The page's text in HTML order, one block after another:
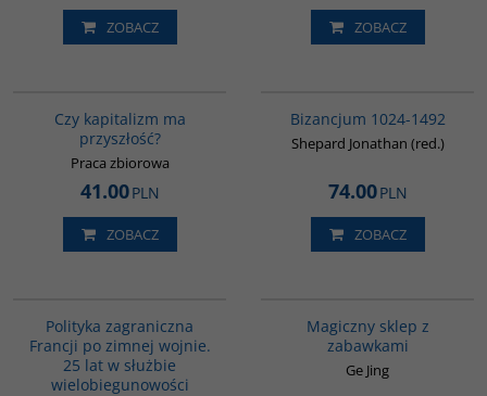
ZOBACZ ZOBACZ
Czy kapitalizm ma
przyszłość?
Praca zbiorowa
41.00PLN
ZOBACZ
Bizancjum 1024-1492
Shepard Jonathan (red.)
74.00PLN
ZOBACZ
Polityka zagraniczna
Francji po zimnej wojnie.
25 lat w służbie
wielobiegunowości
Magiczny sklep z
zabawkami
Ge Jing